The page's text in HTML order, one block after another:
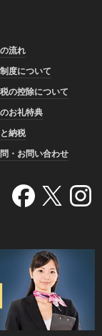
流れ
度について
の控除について
お礼特典
納税
・お問い合わせ